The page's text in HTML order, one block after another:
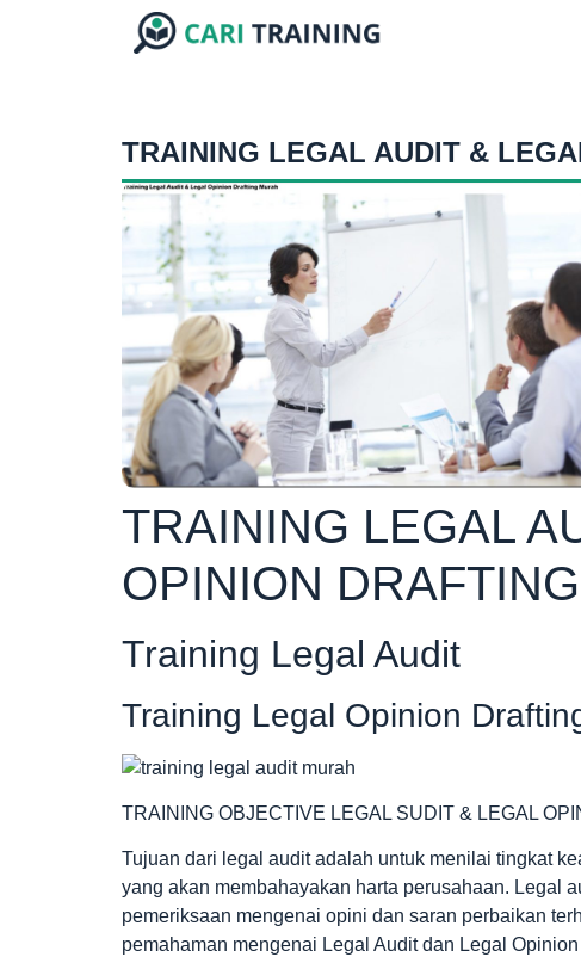
TRAINING LEGAL AUDIT &
TRAINING LEGAL
OPINION DRAFTING
Training Legal Audit
Training Legal Opinion
TRAINING OBJECTIVE LEGAL SUDIT & LEGAL
Tujuan dari legal audit adalah untuk menilai tingkat
yang akan membahayakan harta perusahaan. Legal
pemeriksaan mengenai opini dan saran perbaikan
pemahaman mengenai Legal Audit dan Legal